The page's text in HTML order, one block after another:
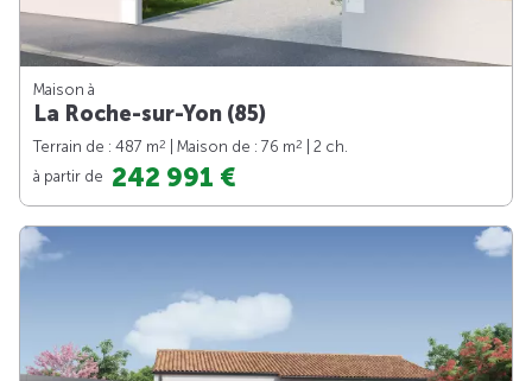
Maison à
La Roche-sur-Yon (85)
Terrain de : 487 m2 | Maison de : 76 m2
| 2 ch.
à partir de 242 991 €